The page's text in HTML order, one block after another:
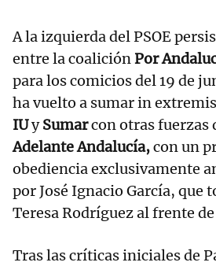
A la izquierda del PSOE
entre la coaliciónPor
para los comicios del 19 de
ha vuelto a sumar in
IUySumarcon otras fuerzas
Adelante Andalucía,con un
obediencia exclusivamente
por José Ignacio García, que
Teresa Rodríguez al frente
Tras las críticas iniciales de